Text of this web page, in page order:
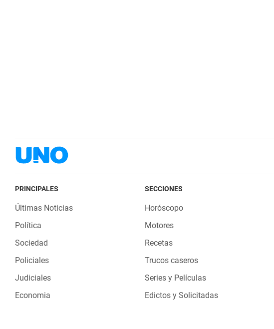
PRINCIPALES
Últimas Noticias
Política
Sociedad
Policiales
Judiciales
Economia
SECCIONES
Horóscopo
Motores
Recetas
Trucos caseros
Series y Películas
Edictos y Solicitadas